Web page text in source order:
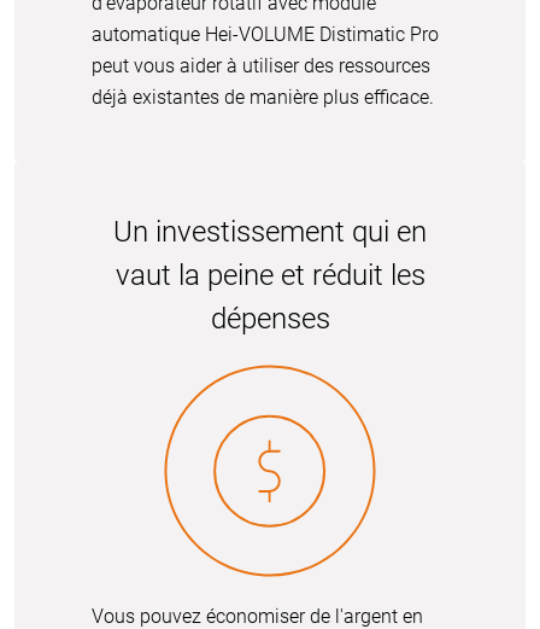
automatique Hei-VOLUME Distimatic Pro
peut vous aider à utiliser des ressources
déjà existantes de manière plus efficace.
Un investissement qui en
vaut la peine et réduit les
dépenses
Vous pouvez économiser de l'argent en